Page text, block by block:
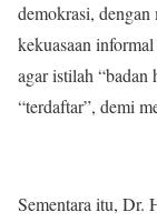
demokrasi,
kekuasaan
agar istilah
“terdaftar”, demi
Sementara itu, Dr.